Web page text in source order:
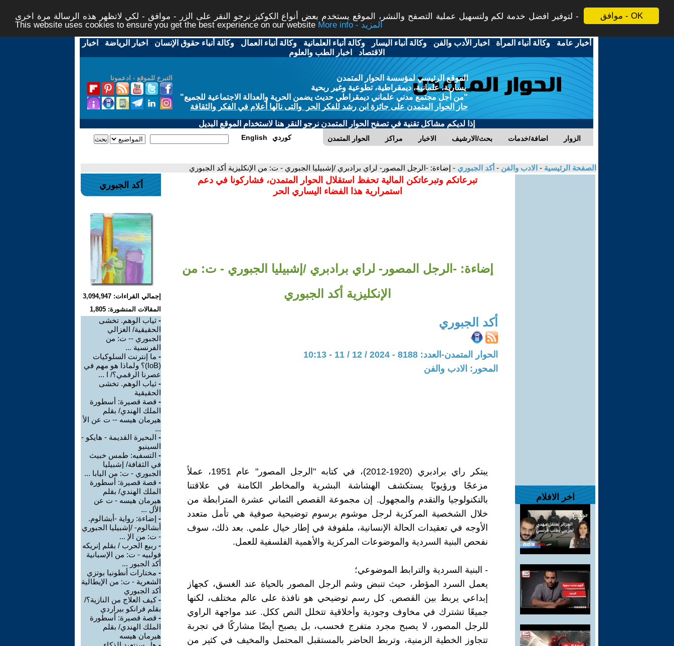
موافق - OK
لتوفير افضل خدمة لكم ولتسهيل عملية التصفح والنشر، الموقع يستخدم بعض أنواع الكوكيز نرجو النقر على الزر - موافق - لكي لاتظهر هذه الرسالة مرة اخرى -
This website uses cookies to ensure you get the best experience on our website
More info - المزيد
أخبار عامة -وكالة أنباء المرأة - اخبار الأدب والفن -وكالة أنباء اليسار -وكالة أنباء العلمانية -وكالة أنباء العمال -وكالة أنباء حقوق الإنسان - اخبار الرياضة - اخبار
الاقتصاد - اخبار الطب والعلوم
التبرع للموقع - ادعمونا
الموقع الرئيسي لمؤسسة الحوار المتمدن
يسارية، علمانية، ديمقراطية، تطوعية وغير ربحية
"من أجل مجتمع مدني علماني ديمقراطي حديث يضمن الحرية والعدالة الاجتماعية للجميع"
حاز الحوار المتمدن على جائزة ابن رشد للفكر الحر والتى نالها أعلام في الفكر والثقافة
إذا لديكم مشاكل تقنية في تصفح الحوار المتمدن نرجو النقر هنا لاستخدام الموقع البديل
الحوار المتمدن مراكز الاخبار بحث/الارشيف اضافة/خدمات الزوار English كوردي
الصفحة الرئيسية - الادب والفن - أكد الجبوري - إضاءة: -الرجل المصور- لراي برادبري /إشبيليا الجبوري - ت: من الإنكليزية أكد الجبوري
اخر الافلام
تبرعاتكم وتبرعاتكن المالية تحفظ استقلال الحوار المتمدن، فشاركونا في دعم
استمرارية هذا الفضاء اليساري الحر
إضاءة: -الرجل المصور- لراي برادبري /إشبيليا الجبوري - ت: من
الإنكليزية أكد الجبوري
أكد الجبوري
الحوار المتمدن-العدد: 8188 - 2024 / 12 / 11 - 10:13
المحور: الادب والفن
يبتكر راي برادبري (1920-2012)، في كتابه "الرجل المصور" عام 1951، عملاً
مزعجًا ورؤيويًا يستكشف الهشاشة البشرية والمخاطر الكامنة في علاقتنا
بالتكنولوجيا والتقدم والمجهول. إن مجموعة القصص الثماني عشرة المترابطة من
خلال الشخصية المركزية لرجل موشوم برسوم توضيحية صوفية هي تأمل متعدد
الأوجه في تعقيدات الحالة الإنسانية، ملفوفة في إطار خيال علمي. بعد ذلك، سوف
نفحص البنية السردية والموضوعات المركزية والأهمية الفلسفية للعمل.
- البنية السردية والترابط الموضوعي؛
يعمل السرد المؤطر، حيث تنبض وشم الرجل المصور بالحياة عند الغسق، كجهاز
إبداعي يربط بين القصص. كل رسم توضيحي هو نافذة على عالم مختلف، لكنها
جميعًا تشترك في مخاوف وجودية وأخلاقية تتخلل النص ككل. عند مواجهة الراوي
للرجل المصور، لا يصبح مجرد متفرج فحسب، بل يصبح أيضًا مشاركًا في تجربة
تتجاوز الخطية الزمنية، وتربط الحاضر بالمستقبل المحتمل والمخيف في كثير من
أكد الجبوري
إجمالي القراءات: 3,094,947
المقالات المنشورة: 1,805
- ثياب الوهم. تخشى
الحقيقية/ الغزالي
الجبوري -- ت: من
الفرنسية ...
- ما إنترنت السلوكيات
(IoB)؟ ولماذا هو مهم في
عصرنا الرقمي؟/ ا ...
- ثياب الوهم. تخشى
الحقيقية
- قصة قصيرة: أسطورة
الملك الهندي/ بقلم
هيرمان هيسه -- ت عن الأ
...
- البحيرة القديمة - هايكو -
السينيو
- التسفيه: طمس خبيث
في الثقافة/ إشبيليا
الجبوري - ت: من اليابا ...
- قصة قصيرة: أسطورة
الملك الهندي/ بقلم
هيرمان هيسه - ت عن
الأل ...
- إضاءة: رواية -أبشالوم.
أبشالوم- /إشبيليا الجبوري
- ت: من الإ ...
- ربيع الحرب / بقلم إنريكه
فولبيه - ت: من الإسبانية
أكد الجبور ...
- مختارات أنطونيا بوتزي
الشعرية - ت: من الإيطالية
أكد الجبوري
-كيف العلاج من النازية؟/
بقلم فرانكو بيراردي
- قصة قصيرة: أسطورة
الملك الهندي/ بقلم
هيرمان هيسه